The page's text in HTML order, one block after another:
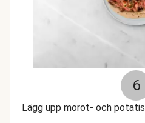
6
Lägg upp morot- och